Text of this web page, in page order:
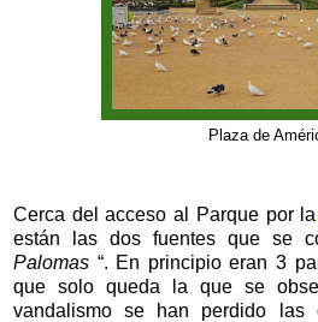
Plaza de
Cerca del acceso al Parque por la
están las dos fuentes que se
Palomas “. En principio eran 3
que solo queda la que se
vandalismo se han perdido las